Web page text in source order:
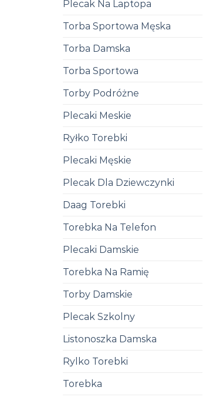
Plecak Na Laptopa
Torba Sportowa Męska
Torba Damska
Torba Sportowa
Torby Podróżne
Plecaki Meskie
Ryłko Torebki
Plecaki Męskie
Plecak Dla Dziewczynki
Daag Torebki
Torebka Na Telefon
Plecaki Damskie
Torebka Na Ramię
Torby Damskie
Plecak Szkolny
Listonoszka Damska
Rylko Torebki
Torebka